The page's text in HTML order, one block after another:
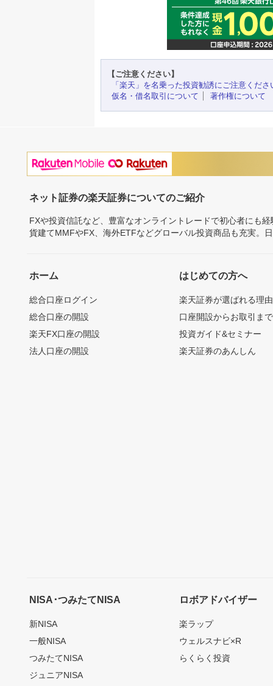
【ご注意ください】
「楽天」を名乗った投資勧誘にご注意くださ
仮名・借名取引について
著作権について
ネット証券の楽天証券についてのご紹介
FXや投資信託など、豊富なオンライントレードで初心者にも
貨建てMMFやFX、海外ETFなどグローバル投資商品も充実。
ホーム
総合口座ログイン
総合口座の開設
楽天FX口座の開設
法人口座の開設
はじめての方へ
楽天証券が選ばれる理由
口座開設からお取引ま
投資ガイド&セミナー
楽天証券のあんしん
NISA･つみたてNISA
新NISA
一般NISA
つみたてNISA
ジュニアNISA
ロボアドバイザー
楽ラップ
ウェルスナビ×R
らくらく投資